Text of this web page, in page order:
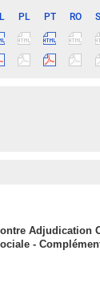
PL PT RO
Adjudication
-